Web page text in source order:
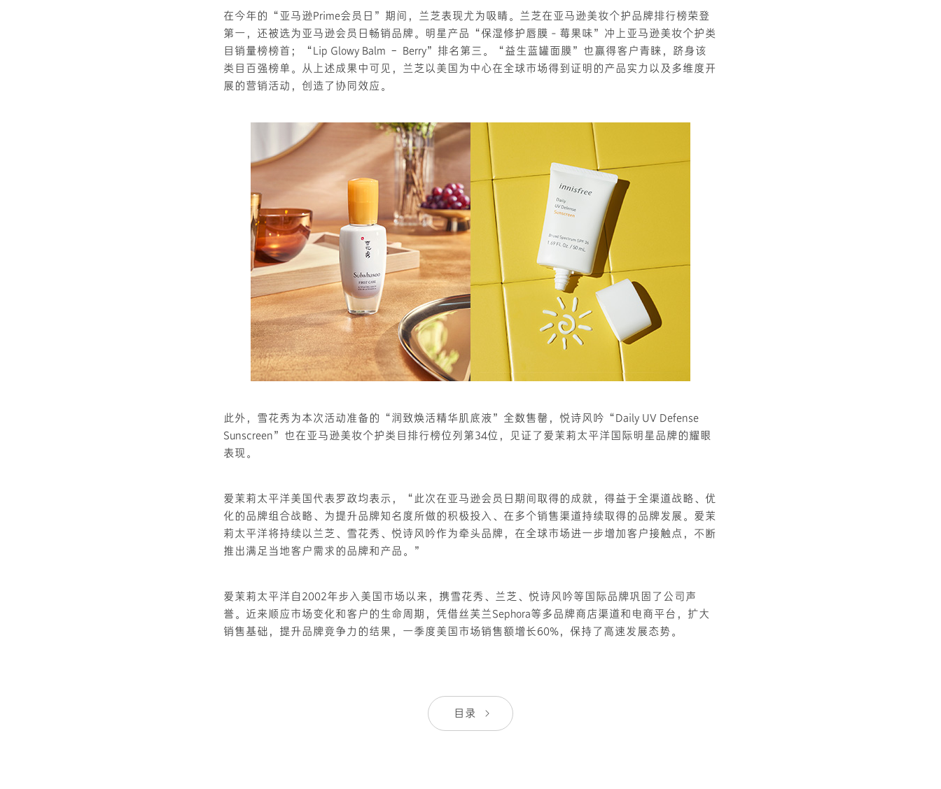
在今年的“亚马逊Prime会员日”期间，兰芝表现尤为吸睛。兰芝在亚马逊美妆个护品牌排行榜荣登
第一，还被选为亚马逊会员日畅销品牌。明星产品“保湿修护唇膜 - 莓果味”冲上亚马逊美妆个护类
目销量榜榜首；“Lip Glowy Balm – Berry”排名第三。“益生蓝罐面膜”也赢得客户青睐，跻身该
类目百强榜单。从上述成果中可见，兰芝以美国为中心在全球市场得到证明的产品实力以及多维度开
展的营销活动，创造了协同效应。
此外，雪花秀为本次活动准备的“润致焕活精华肌底液”全数售罄，悦诗风吟“Daily UV Defense
Sunscreen”也在亚马逊美妆个护类目排行榜位列第34位，见证了爱茉莉太平洋国际明星品牌的耀眼
表现。
爱茉莉太平洋美国代表罗政均表示，“此次在亚马逊会员日期间取得的成就，得益于全渠道战略、优
化的品牌组合战略、为提升品牌知名度所做的积极投入、在多个销售渠道持续取得的品牌发展。爱茉
莉太平洋将持续以兰芝、雪花秀、悦诗风吟作为牵头品牌，在全球市场进一步增加客户接触点，不断
推出满足当地客户需求的品牌和产品。”
爱茉莉太平洋自2002年步入美国市场以来，携雪花秀、兰芝、悦诗风吟等国际品牌巩固了公司声
誉。近来顺应市场变化和客户的生命周期，凭借丝芙兰Sephora等多品牌商店渠道和电商平台，扩大
销售基础，提升品牌竞争力的结果，一季度美国市场销售额增长60%，保持了高速发展态势。
目录